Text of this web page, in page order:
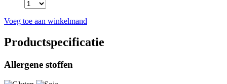
Voeg toe aan winkelmand
Productspecificatie
Allergene stoffen